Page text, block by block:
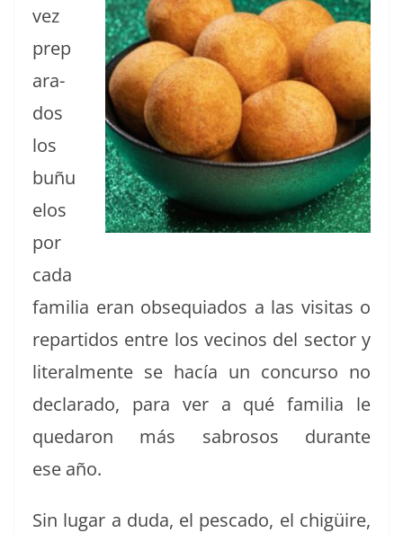
vez
prep
ara­
dos
los
buñu
e­los
por
cada
famil­ia eran obse­quia­dos a las vis­i­tas o
repar­tidos entre los veci­nos del sec­tor y
lit­eral­mente se hacía un con­cur­so no
declar­a­do, para ver a qué famil­ia le
quedaron más sabrosos durante
ese año.
Sin lugar a duda, el pesca­do, el chigüire,